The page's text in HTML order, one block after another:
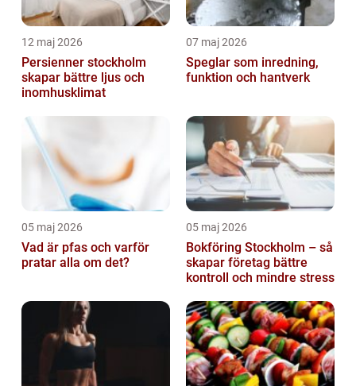
12 maj 2026
Persienner stockholm
skapar bättre ljus och
inomhusklimat
07 maj 2026
Speglar som inredning,
funktion och hantverk
05 maj 2026
Vad är pfas och varför
pratar alla om det?
05 maj 2026
Bokföring Stockholm – så
skapar företag bättre
kontroll och mindre stress